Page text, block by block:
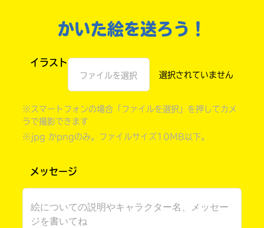
かいた絵を送ろう！
イラスト
ファイルを選択
※スマートフォンの場合「ファイルを選択」を押してカメ
ラで撮影できます
※jpg かpngのみ。ファイルサイズ10MB以下。
メッセージ